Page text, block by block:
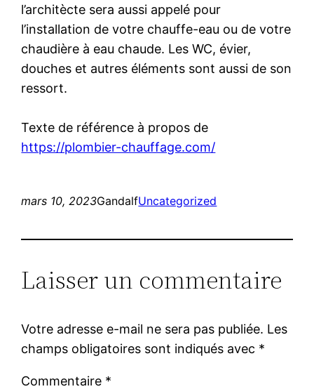
l’architècte sera aussi appelé pour
l’installation de votre chauffe-eau ou de votre
chaudière à eau chaude. Les WC, évier,
douches et autres éléments sont aussi de son
ressort.
Texte de référence à propos de
https://plombier-chauffage.com/
mars 10, 2023GandalfUncategorized
Laisser un commentaire
Votre adresse e-mail ne sera pas publiée. Les
champs obligatoires sont indiqués avec *
Commentaire *